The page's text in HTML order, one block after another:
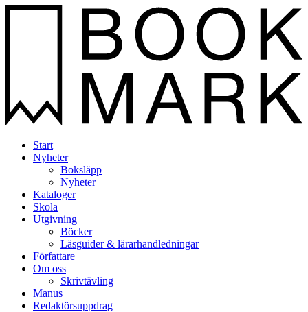
Start
Nyheter
Boksläpp
Nyheter
Kataloger
Skola
Utgivning
Böcker
Läsguider & lärarhandledningar
Författare
Om oss
Skrivtävling
Manus
Redaktörsuppdrag